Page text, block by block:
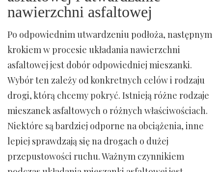
nawierzchni asfaltowej
Po odpowiednim utwardzeniu podłoża, następnym
krokiem w procesie układania nawierzchni
asfaltowej jest dobór odpowiedniej mieszanki.
Wybór ten zależy od konkretnych celów i rodzaju
drogi, którą chcemy pokryć. Istnieją różne rodzaje
mieszanek asfaltowych o różnych właściwościach.
Niektóre są bardziej odporne na obciążenia, inne
lepiej sprawdzają się na drogach o dużej
przepustowości ruchu. Ważnym czynnikiem